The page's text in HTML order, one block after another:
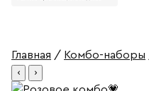
Главная / Комбо-наборы
‹ ›